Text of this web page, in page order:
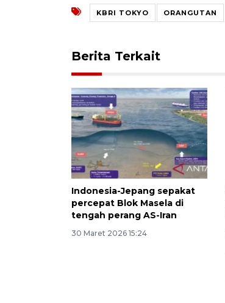
KBRI TOKYO ORANGUTAN
Berita Terkait
Indonesia-Jepang sepakat
percepat Blok Masela di
tengah perang AS-Iran
30 Maret 2026 15:24